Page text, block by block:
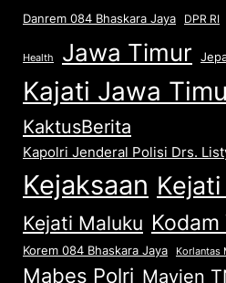
Danrem 084 Bhaskara Jaya DPR RI
Health Jawa Timur
Kajati Jawa
KaktusBerita
Kapolri Jenderal Polisi Drs.
Kejaksaan
Kejati Maluku
Korem 084 Bhaskara Jaya Korlantas
Mabes Polri Mayjen